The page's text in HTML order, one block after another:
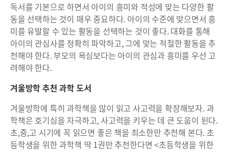
독서를 기본으로 하면서 아이의 흥미와 적성에 맞는 다양한 활
동을 선택하는 것이 매우 중요하다. 아이의 수준에 맞으면서 흥
미를 유발할 수 있는 활동을 선택하는 것이 좋다. 대화를 통해
아이의 관심사를 정확히 파악하고, 그에 맞는 적절한 활동을 추
천해야 한다. 부모의 욕심보다는 아이의 관심과 흥미를 우선 고
려해야 한다.
겨울방학 추천 과학 도서
겨울방학에 특히 과학책을 많이 읽고 사고력을 확장해보자. 과
학책은 호기심을 자극하고, 사고력을 키우는 데 큰 도움이 된다.
초,중,고 시기에 꼭 읽으면 좋은 책을 최소한만 추천해 본다. 초
등학생을 위한 과학책 딱 1권만 추천한다면 <초등학생을 위한